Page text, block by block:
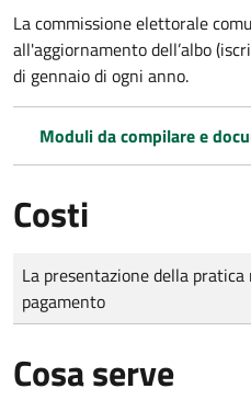
La commissione elettorale
all'aggiornamento dell’albo
di gennaio di ogni anno.
Moduli da compilare e
Costi
Tipo di pagamento
Importo
La presentazione della
pagamento
Cosa serve